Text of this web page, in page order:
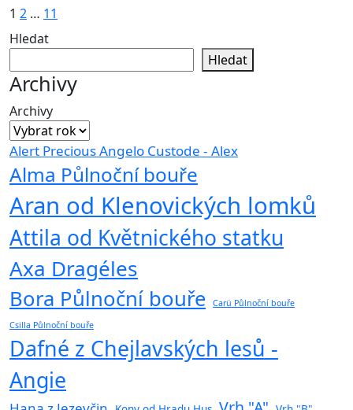
Stránkování
příspěvků
1 2 … 11
Hledat
Hledat
Archivy
Archivy
Alert Precious Angelo Custode - Alex
Alma Půlnoční bouře
Aran od Klenovických lomků
Attila od Květnického statku
Axa Dragéles
Bora Půlnoční bouře
Carü Půlnoční bouře
Csilla Půlnoční bouře
Dafné z Chejlavských lesů -
Angie